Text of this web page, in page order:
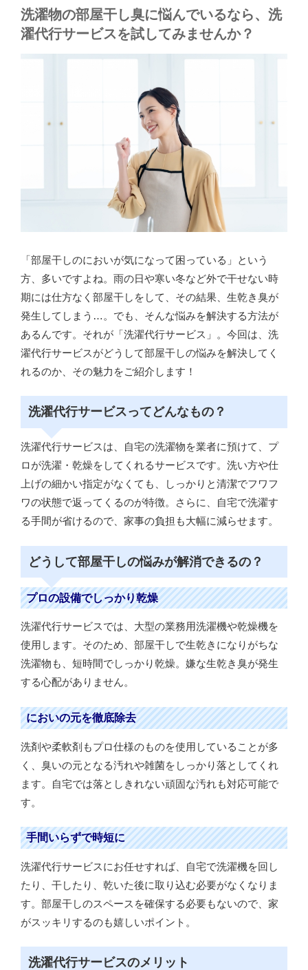
洗濯物の部屋干し臭に悩んでいるなら、洗
濯代行サービスを試してみませんか？
「部屋干しのにおいが気になって困っている」という
方、多いですよね。雨の日や寒い冬など外で干せない時
期には仕方なく部屋干しをして、その結果、生乾き臭が
発生してしまう…。でも、そんな悩みを解決する方法が
あるんです。それが「洗濯代行サービス」。今回は、洗
濯代行サービスがどうして部屋干しの悩みを解決してく
れるのか、その魅力をご紹介します！
洗濯代行サービスってどんなもの？
洗濯代行サービスは、自宅の洗濯物を業者に預けて、プ
ロが洗濯・乾燥をしてくれるサービスです。洗い方や仕
上げの細かい指定がなくても、しっかりと清潔でフワフ
ワの状態で返ってくるのが特徴。さらに、自宅で洗濯す
る手間が省けるので、家事の負担も大幅に減らせます。
どうして部屋干しの悩みが解消できるの？
プロの設備でしっかり乾燥
洗濯代行サービスでは、大型の業務用洗濯機や乾燥機を
使用します。そのため、部屋干しで生乾きになりがちな
洗濯物も、短時間でしっかり乾燥。嫌な生乾き臭が発生
する心配がありません。
においの元を徹底除去
洗剤や柔軟剤もプロ仕様のものを使用していることが多
く、臭いの元となる汚れや雑菌をしっかり落としてくれ
ます。自宅では落としきれない頑固な汚れも対応可能で
す。
手間いらずで時短に
洗濯代行サービスにお任せすれば、自宅で洗濯機を回し
たり、干したり、乾いた後に取り込む必要がなくなりま
す。部屋干しのスペースを確保する必要もないので、家
がスッキリするのも嬉しいポイント。
洗濯代行サービスのメリット